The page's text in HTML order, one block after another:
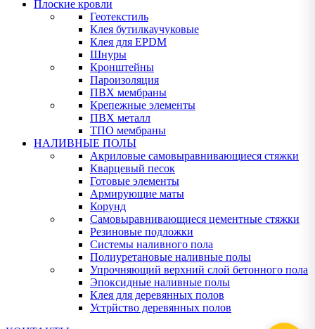
Плоские кровли
Геотекстиль
Клея бутилкаучуковые
Клея для EPDM
Шнуры
Кронштейны
Пароизоляция
ПВХ мембраны
Крепежные элементы
ПВХ металл
ТПО мембраны
НАЛИВНЫЕ ПОЛЫ
Акриловые самовыравнивающиеся стяжки
Кварцевый песок
Готовые элементы
Армирующие маты
Корунд
Самовыравнивающиеся цементные стяжки
Резиновые подложки
Системы наливного пола
Полиуретановые наливные полы
Упрочняющий верхний слой бетонного пола
Эпоксидные наливные полы
Клея для деревянных полов
Устрйство деревянных полов